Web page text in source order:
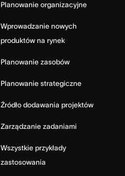
Planowanie organizacyjne
Wprowadzanie nowych
produktów na rynek
Planowanie zasobów
Planowanie strategiczne
Źródło dodawania projektów
Zarządzanie zadaniami
Wszystkie przykłady
zastosowania